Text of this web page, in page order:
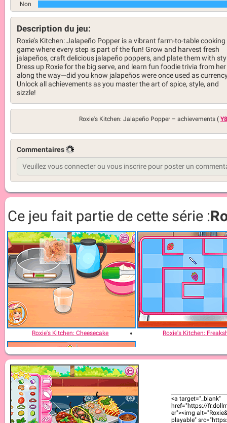
Non
Description du jeu:
Roxie’s Kitchen: Jalapeño Popper is a vibrant farm-to-table cooking
game where every step is part of the fun! Grow and harvest fresh
jalapeños, craft delicious jalapeño poppers, and plate them with
Dress up Roxie for the big serve, and learn fun foodie trivia from her
along the way—did you know jalapeños were once used as
Unlock all achievements as you master the art of spice, style, and
sizzle!
Roxie's Kitchen: Jalapeño Popper – achievements (
Commentaires
Ce jeu fait partie de cette série :
Roxie's Kitchen: Cheesecake Roxie's Kitchen: